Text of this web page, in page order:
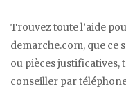
Trouvez toute l’aide
demarche.com, que ce
ou pièces
conseiller par